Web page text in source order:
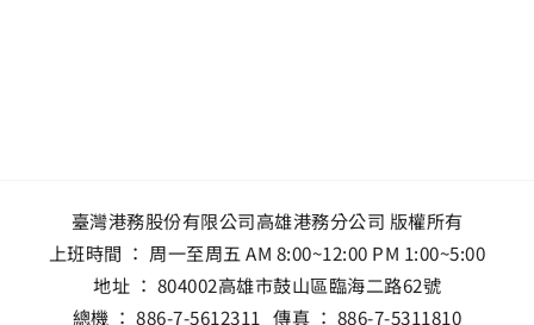
臺灣港務股份有限公司高雄港務分公司 版權所有
上班時間 ： 周一至周五 AM 8:00~12:00 PM 1:00~5:00
地址 ： 804002高雄市鼓山區臨海二路62號
總機 ：886-7-5612311 傳真 ： 886-7-5311810